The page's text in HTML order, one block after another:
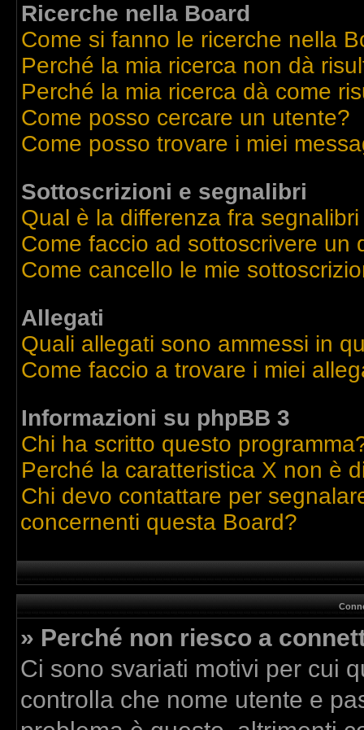
Ricerche nella Board
Come si fanno le ricerche nella
Perché la mia ricerca non dà
Perché la mia ricerca dà come
Come posso cercare un utente?
Come posso trovare i miei
Sottoscrizioni e segnalibri
Qual è la differenza fra
Come faccio ad sottoscrivere un
Come cancello le mie
Allegati
Quali allegati sono ammessi in
Come faccio a trovare i miei
Informazioni su phpBB 3
Chi ha scritto questo
Perché la caratteristica X non è
Chi devo contattare per
concernenti questa Board?
» Perché non riesco a
Ci sono svariati motivi per cui
controlla che nome utente e